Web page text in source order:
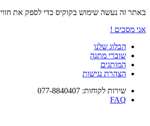
באתר זה נעשה שימוש בקוקיס כדי לספק את
אני מסכים !
הבלוג שלנו
שוברי מתנה
המותגים
הצהרת נגישות
שירות לקוחות: 077-8840407
FAQ